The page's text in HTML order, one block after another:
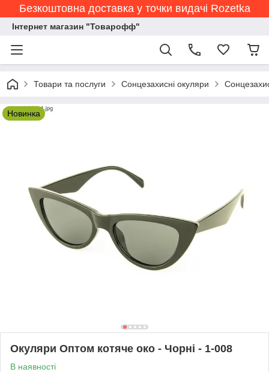
Безкоштовна доставка у точки видачі Rozetka
Інтернет магазин "Товарофф"
Товари та послуги Сонцезахисні окуляри
Новинка
Окуляри Оптом котяче око - Чорні - 1-008
В наявності